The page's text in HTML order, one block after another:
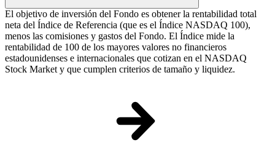
El objetivo de inversión del Fondo es obtener la rentabilidad total
neta del Índice de Referencia (que es el Índice NASDAQ 100),
menos las comisiones y gastos del Fondo. El Índice mide la
rentabilidad de 100 de los mayores valores no financieros
estadounidenses e internacionales que cotizan en el NASDAQ
Stock Market y que cumplen criterios de tamaño y liquidez.